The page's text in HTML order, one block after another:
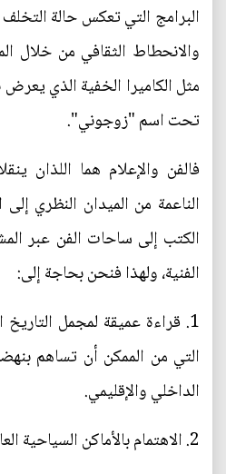
البرامج التي تعكس حالة
والانحطاط الثقافي من خلال
مثل الكاميرا الخفية الذي يعرض
تحت اسم "زوجوني".
فالفن والإعلام هما اللذان
الناعمة من الميدان النظري
الكتب إلى ساحات الفن عبر
الفنية، ولهذا فنحن بحاجة إلى:
1. قراءة عميقة لمجمل
التي من الممكن أن تساهم
الداخلي والإقليمي.
2. الاهتمام بالأماكن السياحية العامة على كافة المستويات.